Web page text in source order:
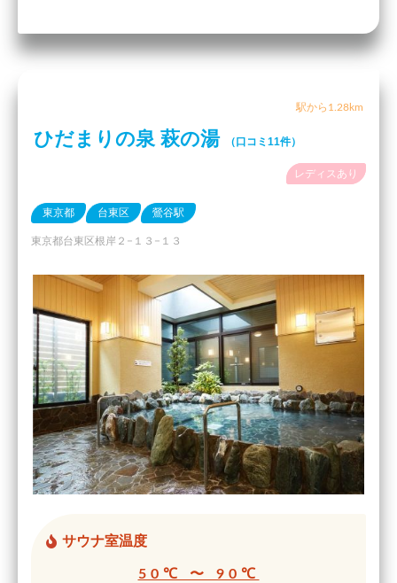
駅から1.28km
ひだまりの泉 萩の湯 （口コミ11件）
レディスあり
東京都 台東区 鶯谷駅
東京都台東区根岸２−１３−１３
サウナ室温度
50℃ 〜 90℃